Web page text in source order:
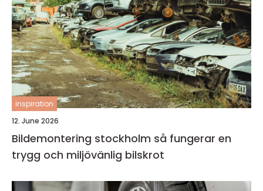
inspiration
12. June 2026
Bildemontering stockholm så fungerar en
trygg och miljövänlig bilskrot